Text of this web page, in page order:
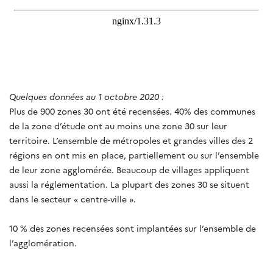
Quelques données au 1 octobre 2020 :
Plus de 900 zones 30 ont été recensées. 40% des communes
de la zone d’étude ont au moins une zone 30 sur leur
territoire. L’ensemble de métropoles et grandes villes des 2
régions en ont mis en place, partiellement ou sur l’ensemble
de leur zone agglomérée. Beaucoup de villages appliquent
aussi la réglementation. La plupart des zones 30 se situent
dans le secteur « centre-ville ».
10 % des zones recensées sont implantées sur l’ensemble de
l’agglomération.